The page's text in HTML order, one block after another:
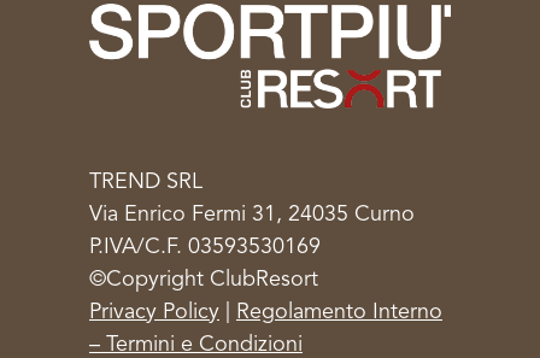
TREND SRL
Via Enrico Fermi 31, 24035 Curno
P.IVA/C.F. 03593530169
©Copyright ClubResort
Privacy Policy
Regolamento Interno
– Termini e Condizioni